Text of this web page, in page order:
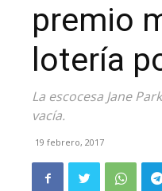
premio
lotería
La escocesa Jane
vacía.
19 febrero, 2017